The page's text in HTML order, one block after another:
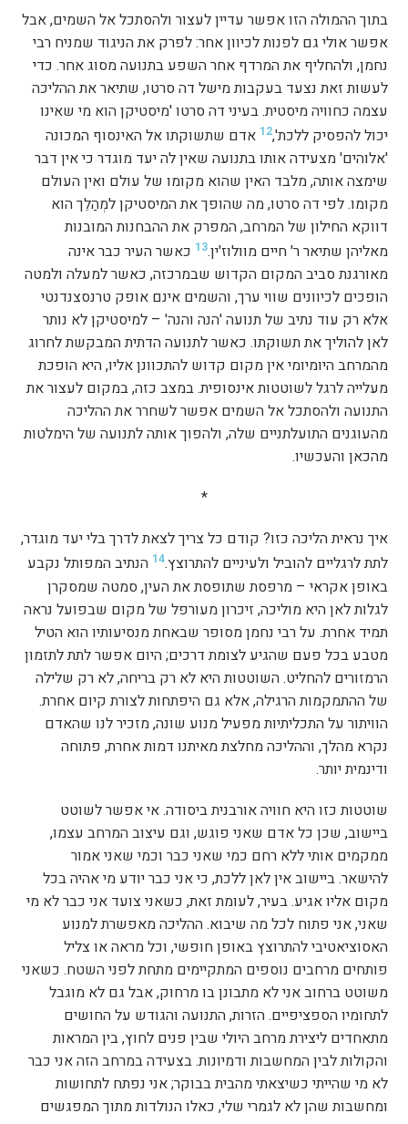
בתוך ההמולה הזו אפשר עדיין לעצור ולהסתכל אל השמים, אבל
אפשר אולי גם לפנות לכיוון אחר: לפרק את הניגוד שמניח רבי
נחמן, ולהחליף את המרדף אחר השפע בתנועה מסוג אחר. כדי
לעשות זאת נצעד בעקבות מישל דה סרטו, שתיאר את ההליכה
עצמה כחוויה מיסטית. בעיני דה סרטו 'מיסטיקן הוא מי שאינו
יכול להפסיק ללכת',12 אדם שתשוקתו אל האינסוף המכונה
'אלוהים' מצעידה אותו בתנועה שאין לה יעד מוגדר כי אין דבר
שימצה אותה, מלבד האין שהוא מקומו של עולם ואין העולם
מקומו. לפי דה סרטו, מה שהופך את המיסטיקן למְהַלֵך הוא
דווקא החילון של המרחב, המפרק את ההבחנות המובנות
מאליהן שתיאר ר' חיים מוולוז'ין.13 כאשר העיר כבר אינה
מאורגנת סביב המקום הקדוש שבמרכזה, כאשר למעלה ולמטה
הופכים לכיוונים שווי ערך, והשמים אינם אופק טרנסצנדנטי
אלא רק עוד נתיב של תנועה 'הנה והנה' – למיסטיקן לא נותר
לאן להוליך את תשוקתו. כאשר לתנועה הדתית המבקשת לחרוג
מהמרחב היומיומי אין מקום קדוש להתכוונן אליו, היא הופכת
מעלייה לרגל לשוטטות אינסופית. במצב כזה, במקום לעצור את
התנועה ולהסתכל אל השמים אפשר לשחרר את ההליכה
מהעוגנים התועלתניים שלה, ולהפוך אותה לתנועה של הימלטות
מהכאן והעכשיו.
*
איך נראית הליכה כזו? קודם כל צריך לצאת לדרך בלי יעד מוגדר,
לתת לרגליים להוביל ולעיניים להתרוצץ.14 הנתיב המפותל נקבע
באופן אקראי – מרפסת שתופסת את העין, סמטה שמסקרן
לגלות לאן היא מוליכה, זיכרון מעורפל של מקום שבפועל נראה
תמיד אחרת. על רבי נחמן מסופר שבאחת מנסיעותיו הוא הטיל
מטבע בכל פעם שהגיע לצומת דרכים; היום אפשר לתת לתזמון
הרמזורים להחליט. השוטטות היא לא רק בריחה, לא רק שלילה
של ההתמקמות הרגילה, אלא גם היפתחות לצורת קיום אחרת.
הוויתור על התכליתיות מפעיל מנוע שונה, מזכיר לנו שהאדם
נקרא מהלך, וההליכה מחלצת מאיתנו דמות אחרת, פתוחה
ודינמית יותר.
שוטטות כזו היא חוויה אורבנית ביסודה. אי אפשר לשוטט
ביישוב, שכן כל אדם שאני פוגש, וגם עיצוב המרחב עצמו,
ממקמים אותי ללא רחם כמי שאני כבר וכמי שאני אמור
להישאר. ביישוב אין לאן ללכת, כי אני כבר יודע מי אהיה בכל
מקום אליו אגיע. בעיר, לעומת זאת, כשאני צועד אני כבר לא מי
שאני, אני פתוח לכל מה שיבוא. ההליכה מאפשרת למנוע
האסוציאטיבי להתרוצץ באופן חופשי, וכל מראה או צליל
פותחים מרחבים נוספים המתקיימים מתחת לפני השטח. כשאני
משוטט ברחוב אני לא מתבונן בו מרחוק, אבל גם לא מוגבל
לתחומיו הספציפיים. הזרות, התנועה והגודש על החושים
מתאחדים ליצירת מרחב היולי שבין פנים לחוץ, בין המראות
והקולות לבין המחשבות ודמיונות. בצעידה במרחב הזה אני כבר
לא מי שהייתי כשיצאתי מהבית בבוקר; אני נפתח לתחושות
ומחשבות שהן לא לגמרי שלי, כאלו הנולדות מתוך המפגשים